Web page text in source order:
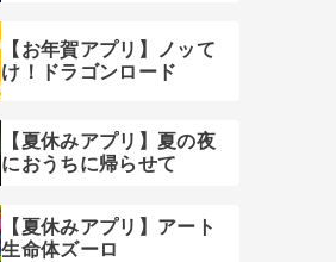
【お年賀アプリ】ノッて
け！ドラゴンロード
【夏休みアプリ】夏の夜
におうちに帰らせて
【夏休みアプリ】アート
生命体ズーロ